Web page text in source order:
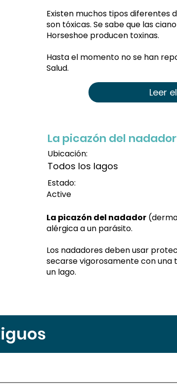
Existen muchos tipos diferentes
son tóxicas. Se sabe que las
Horseshoe producen toxinas.
Hasta el momento no se han
Salud.
Leer
La picazón del nadador
Ubicación:
Todos los lagos
Estado:
Active
La picazón del nadador
alérgica a un parásito.
Los nadadores deben usar
secarse vigorosamente con
un lago.